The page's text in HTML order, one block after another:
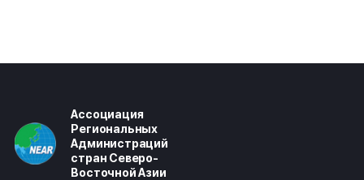
Ассоциация
Региональных
Администраций
стран Северо-
Восточной Азии